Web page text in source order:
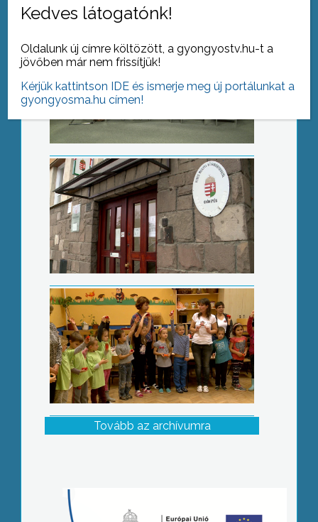
Felújítás miatt zárva
Mesetár
Tovább az archívumra
Kedves látogatónk!
Oldalunk új címre költözött, a gyongyostv.hu-t a
jövőben már nem frissítjük!
Kérjük kattintson IDE és ismerje meg új portálunkat a
gyongyosma.hu címen!